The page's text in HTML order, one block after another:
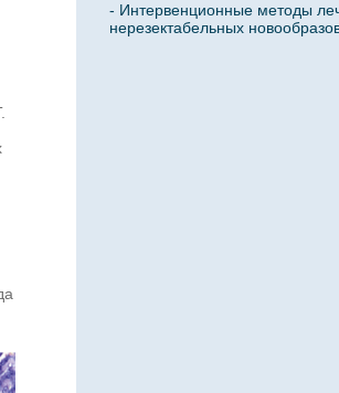
- Интервенционные методы
нерезектабельных